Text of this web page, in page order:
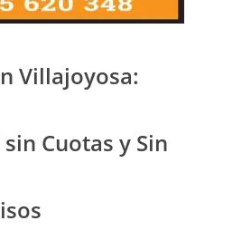
Villajoyosa:
Cuotas y Sin